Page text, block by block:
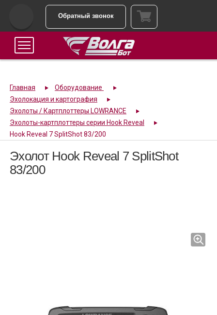
Обратный звонок
Главная
Оборудование
Эхолокация и картография
Эхолоты / Картплоттеры LOWRANCE
Эхолоты-картплоттеры серии Hook Reveal
Hook Reveal 7 SplitShot 83/200
Эхолот Hook Reveal 7 SplitShot
83/200